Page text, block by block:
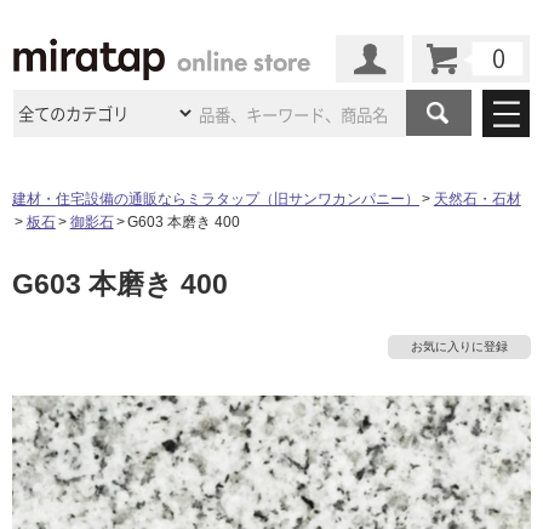
商品カテゴリ
キッチン
トイレ
扉
エクステリア（外構）
ウッドデッキ フローリング・床材
収納 インテリア・家具
施工事例
施工事例
インタビュー
店舗・施設事例
ショールーム
ショールーム
大阪ショールーム 仙台ショールーム
名古屋ショールーム 京都ショールーム
サポート
ご利用ガイド 初めての方へ
よくある質問 お問い合わせ
その他サービス
ミラタップと創る家
ASOLIE
工事会社紹介Coziコンシ
ェルジュ
建材・住宅設備の通販ならミラタップ（旧サンワカンパニー）
天然石・石材
板石
御影石 G603 本磨き 400
G603 本磨き 400
お気に入りに登録